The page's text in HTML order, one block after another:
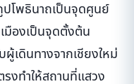
ปโพธินาถเป็นจุดศูนย์
มืองเป็นจุดตั้งต้น
เดินทางจากเชียงใหม่
รงทำให้สถานที่แสวง